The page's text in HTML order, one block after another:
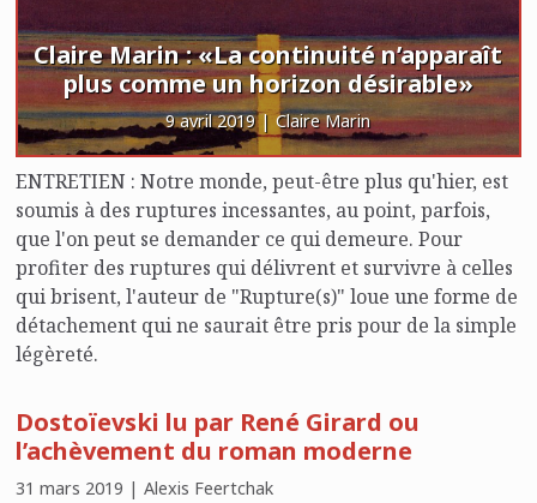
Claire Marin : «La continuité n’apparaît
plus comme un horizon désirable»
9 avril 2019 | Claire Marin
ENTRETIEN : Notre monde, peut-être plus qu'hier, est
soumis à des ruptures incessantes, au point, parfois,
que l'on peut se demander ce qui demeure. Pour
profiter des ruptures qui délivrent et survivre à celles
qui brisent, l'auteur de "Rupture(s)" loue une forme de
détachement qui ne saurait être pris pour de la simple
légèreté.
Dostoïevski lu par René Girard ou
l’achèvement du roman moderne
31 mars 2019 | Alexis Feertchak